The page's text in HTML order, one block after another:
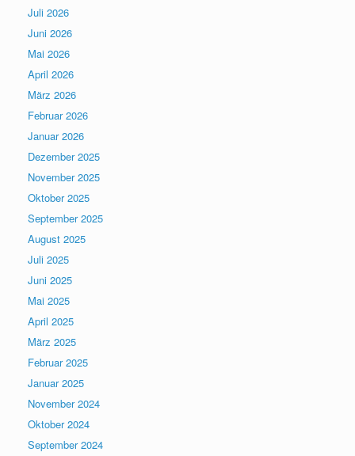
Juli 2026
Juni 2026
Mai 2026
April 2026
März 2026
Februar 2026
Januar 2026
Dezember 2025
November 2025
Oktober 2025
September 2025
August 2025
Juli 2025
Juni 2025
Mai 2025
April 2025
März 2025
Februar 2025
Januar 2025
November 2024
Oktober 2024
September 2024